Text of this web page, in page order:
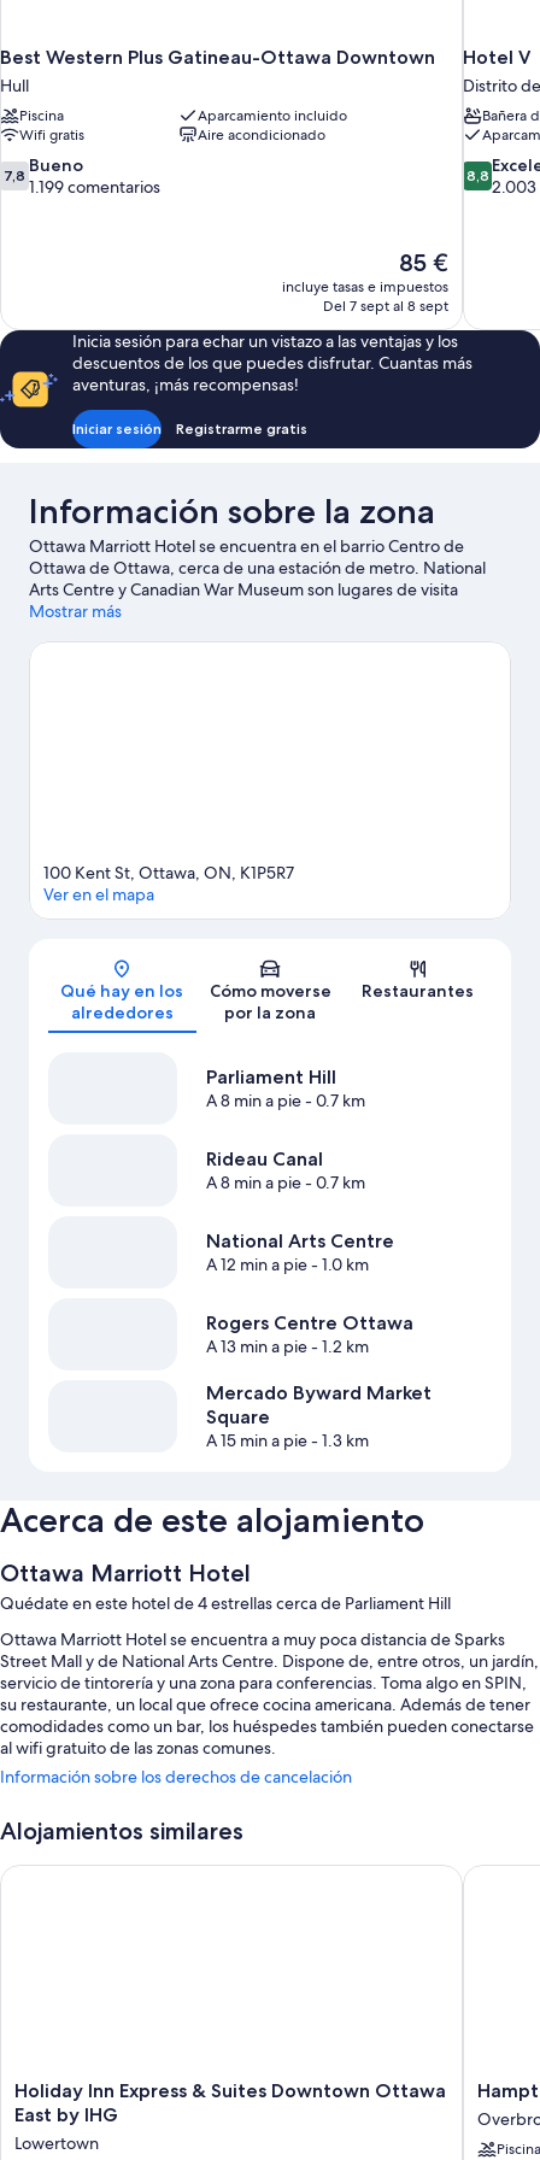
Best Western Plus Gatineau-Ottawa Downtown
Hull
Piscina
Aparcamiento incluido
Wifi gratis
Aire acondicionado
7.8
sobre
7,8 Bueno
1.199 comentarios
El
precio
actual
de
85 €
85 €
incluye tasas e impuestos
Del 7 sept al 8 sept
Hotel V
Distrito
Bañera
8.8
sobre
8,8
2.003
Inicia sesión para echar un vistazo a las ventajas y los
descuentos de los que puedes disfrutar. Cuantas más
aventuras, ¡más recompensas!
Iniciar sesión Registrarme gratis
Información sobre la zona
Ottawa Marriott Hotel se encuentra en el barrio Centro de
Ottawa de Ottawa, cerca de una estación de metro. National
Arts Centre y Canadian War Museum son lugares de visita
obligada para los aficionados a la cultura; si lo tuyo son las
Byward Market Square. También merece la pena acercarse a
Mostrar más
Mapa
100 Kent St, Ottawa, ON, K1P5R7
Ver en el mapa
Qué hay en los
alrededores
Cómo moverse
por la zona
Restaurantes
Parliament Hill
A 8 min a pie- 0.7 km
Rideau Canal
A 8 min a pie- 0.7 km
National Arts Centre
A 12 min a pie- 1.0 km
Rogers Centre Ottawa
A 13 min a pie- 1.2 km
Mercado Byward Market
Square
A 15 min a pie- 1.3 km
Acerca de este alojamiento
Ottawa Marriott Hotel
Quédate en este hotel de 4 estrellas cerca de Parliament Hill
Ottawa Marriott Hotel se encuentra a muy poca distancia de Sparks
Street Mall y de National Arts Centre. Dispone de, entre otros, un jardín,
servicio de tintorería y una zona para conferencias. Toma algo en SPIN,
su restaurante, un local que ofrece cocina americana. Además de tener
comodidades como un bar, los huéspedes también pueden conectarse
al wifi gratuito de las zonas comunes.
Aquí tienes otros servicios:
Una piscina cubierta
Características de la habitación
Las 489 habitaciones tienen características entre las que se incluyen
sábanas de alta calidad y espacios para trabajar con ordenador portátil,
Información sobre los derechos de cancelación
Alojamientos similares
Holiday
Inn
Express
&
Holiday Inn Express & Suites Downtown Ottawa
East by IHG
Lowertown
Holiday Inn Express & Suites Downtown Ottawa East by IHG
Inn
by
HiltonPiscina